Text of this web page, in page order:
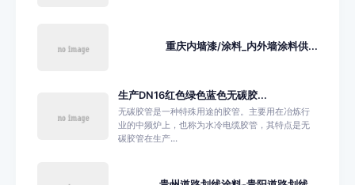
重庆内墙漆/涂料_内外墙涂料供...
生产DN16红色绿色蓝色无碳胶...
无碳胶管是一种特殊用途的胶管。主要用在冶炼行
业的中频炉上，也称为水冷电缆胶管，其特点是无
碳胶管在生产...